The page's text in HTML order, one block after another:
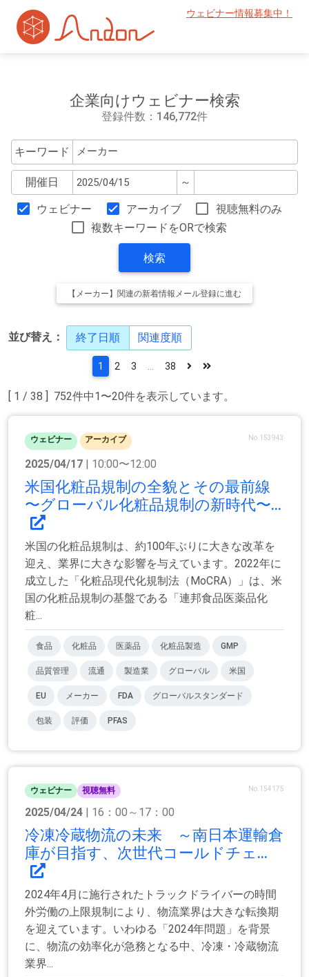
ウェビナー情報募集中！
企業向けウェビナー検索
登録件数：146,772件
キーワード
開催日 ～
ウェビナー アーカイブ
視聴無料のみ
複数キーワードをORで検索
検索
【メーカー】関連の新着情報メール登録に進む
並び替え： 終了日順 関連度順
[ 1 / 38 ] 752件中1〜20件を表示しています。
1 2 3 38
ウェビナー アーカイブ No.153943
2025/04/17 | 10:00〜12:00
米国化粧品規制の全貌とその最前線
〜グローバル化粧品規制の新時代〜...
米国の化粧品規制は、約100年ぶりに大きな改革を
迎え、業界に大きな影響を与えています。2022年に
成立した「化粧品現代化規制法（MoCRA）」は、米
国の化粧品規制の基盤である「連邦食品医薬品化
粧...
食品 化粧品 医薬品 化粧品製造 GMP
品質管理 流通 製造業 グローバル 米国
EU メーカー FDA グローバルスタンダード
包装 評価 PFAS
ウェビナー 視聴無料 No.154175
2025/04/24 | 16：00～17：00
冷凍冷蔵物流の未来 ～南日本運輸倉
庫が目指す、次世代コールドチェ...
2024年4月に施行されたトラックドライバーの時間
外労働の上限規制により、物流業界は大きな転換期
を迎えています。いわゆる「2024年問題」を背景
に、物流の効率化が急務となる中、冷凍・冷蔵物流
業界...